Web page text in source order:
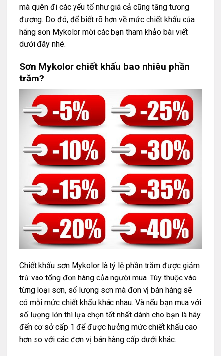
mà quên đi các yếu tố như giá cả cũng tăng tương
đương. Do đó, để biết rõ hơn về mức chiết khấu của
hãng sơn Mykolor mời các bạn tham khảo bài viết
dưới đây nhé.
Sơn Mykolor chiết khấu bao nhiêu phần
trăm?
Chiết khấu sơn Mykolor là tỷ lệ phần trăm được giảm
trừ vào tổng đơn hàng của người mua. Tùy thuộc vào
từng loại sơn, số lượng sơn mà đơn vị bán hàng sẽ
có mỗi mức chiết khấu khác nhau. Và nếu bạn mua với
số lượng lớn thì lựa chọn tốt nhất dành cho bạn là hãy
đến cơ sở cấp 1 để được hưởng mức chiết khấu cao
hơn so với các đơn vị bán hàng cấp dưới khác.